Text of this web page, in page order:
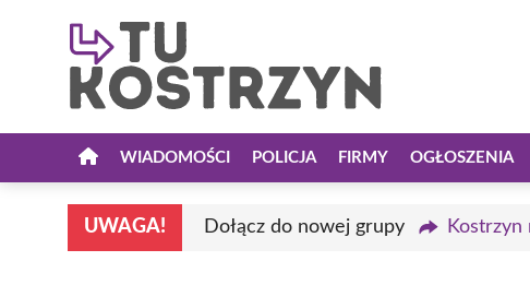
WIADOMOŚCI POLICJA FIRMY OGŁOSZENIA
UWAGA! Dołącz do nowej grupy Kostrzyn